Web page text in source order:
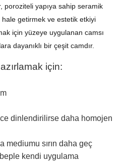
poroziteli yapıya sahip seramik
getirmek ve estetik etkiyi
için yüzeye uygulanan camsı
dayanıklı bir çeşit camdır.
için:
dinlendirilirse daha homojen
mediumu sırın daha geç
kendi uygulama